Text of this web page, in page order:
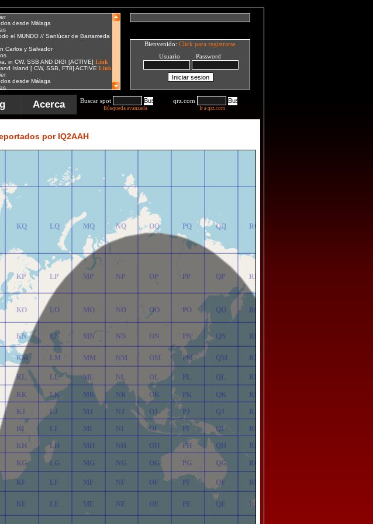
Bienvenido: Click para registrarse
Usuario Password
Acerca Buscar spot
Búsqueda avanzada
qrz.com
Ir a qrz.com
por IQ2AAH
KE
KF
KG
KH
KI
KJ
KK
KL
KM
KN
KO
KP
KQ
KR
LE
LF
LG
LH
LI
LJ
LK
LL
LM
LN
LO
LP
LQ
LR
ME
MF
MG
MH
MI
MJ
MK
ML
MM
MN
MO
MP
MQ
MR
NE
NF
NG
NH
NI
NJ
NK
NL
NM
NN
NO
NP
NQ
NR
OE
OF
OG
OH
OI
OJ
OK
OL
OM
ON
OO
OP
OQ
OR
PE
PF
PG
PH
PI
PJ
PK
PL
PM
PN
PO
PP
PQ
PR
QE
QF
QG
QH
QI
QJ
QK
QL
QM
QN
QO
QP
QQ
QR
RE
RF
RG
RH
RI
RJ
RK
RL
RM
RN
RO
RP
RQ
RR